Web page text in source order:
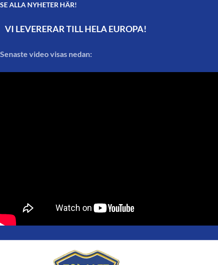
SE ALLA NYHETER HÄR!
VI LEVERERAR TILL HELA EUROPA!
Senaste video visas nedan: